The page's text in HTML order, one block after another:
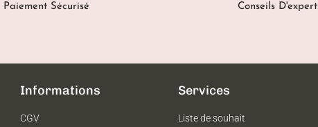
Paiement Sécurisé Conseils
Informations
CGV
Services
Liste de souhait